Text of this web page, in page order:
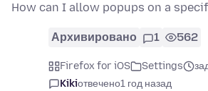
How can I allow popups on a
Архивировано 1 562
Firefox for iOS Settings
Kikiотвечено1 год назад